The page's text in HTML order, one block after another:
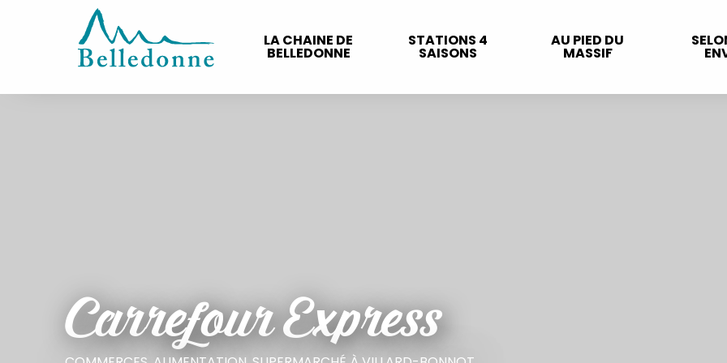
LA CHAINE DE
BELLEDONNE
STATIONS 4
SAISONS
AU PIED DU
MASSIF
Carrefour Express